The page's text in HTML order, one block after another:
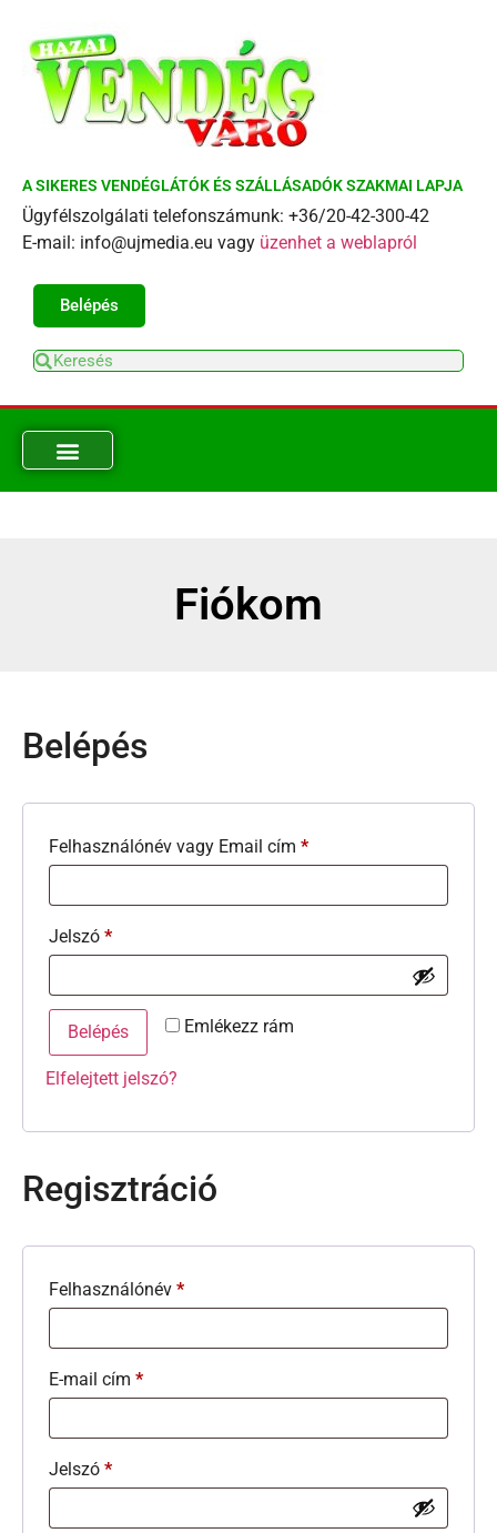
A SIKERES VENDÉGLÁTÓK ÉS SZÁLLÁSADÓK SZAKMAI LAPJA
Ügyfélszolgálati telefonszámunk: +36/20-42-300-42
E-mail: info@ujmedia.eu vagy üzenhet a weblapról
Belépés
Fiókom
Belépés
Felhasználónév vagy Email cím *
Jelszó *
Emlékezz rám
Belépés
Elfelejtett jelszó?
Regisztráció
Felhasználónév *
E-mail cím *
Jelszó *